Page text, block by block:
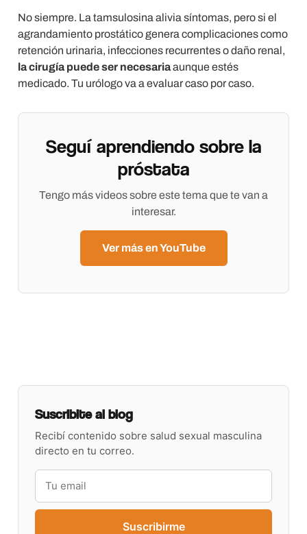
No siempre. La tamsulosina alivia síntomas, pero si el
agrandamiento prostático genera complicaciones como
retención urinaria, infecciones recurrentes o daño renal,
la cirugía puede ser necesariaaunque estés
medicado. Tu urólogo va a evaluar caso por caso.
Seguí aprendiendo sobre la
próstata
Tengo más videos sobre este tema que te van a
interesar.
Ver más en YouTube
Suscribite al blog
Recibí contenido sobre salud sexual masculina
directo en tu correo.
Suscribirme